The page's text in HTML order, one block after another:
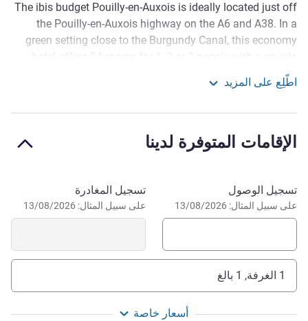
الوصف
The ibis budget Pouilly-en-Auxois is ideally located just off
the Pouilly-en-Auxois highway on the A6 and A38. In a
green setting close to the Burgundy Canal, this economy
shower and toilet, satellite TV and free WiFi. Enjoy an
unlimited buffet breakfast at a smart price, as well as two
. .
activities, cultural heritage and the Burgundy Canal. We
can't wait to see you!
اطّلِع على المزيد
الإقامات المتوفرة لدينا
احجز في هذا الفندق
تسجيل الوصول
على سبيل المثال: 13/08/2026
تسجيل المغادرة
على سبيل المثال: 13/08/2026
1 الغرفة, 1 بالغ
أسعار خاصة